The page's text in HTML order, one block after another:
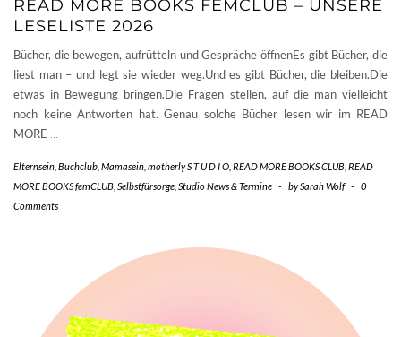
READ MORE BOOKS FEMCLUB – UNSERE
LESELISTE 2026
Bücher, die bewegen, aufrütteln und Gespräche öffnenEs gibt Bücher, die
liest man – und legt sie wieder weg.Und es gibt Bücher, die bleiben.Die
etwas in Bewegung bringen.Die Fragen stellen, auf die man vielleicht
noch keine Antworten hat. Genau solche Bücher lesen wir im READ
MORE
Elternsein Buchclub Mamasein motherly S T U D I O READ MORE BOOKS CLUB READ
MORE BOOKS femCLUB Selbstfürsorge Studio News & Termine - bySarah Wolf -
0
Comments